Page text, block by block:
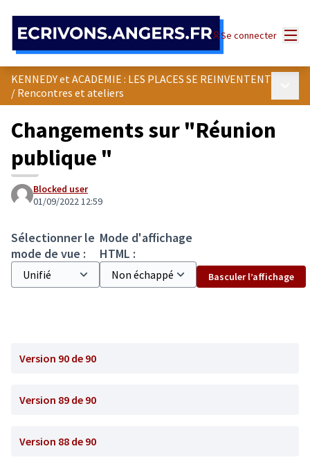
Se connecter
KENNEDY et ACADEMIE : LES PLACES SE REINVENTENT
/ Rencontres et ateliers
Changements sur "Réunion
publique "
Blocked user
01/09/2022 12:59
Sélectionner le
mode de vue :
Mode d'affichage
HTML :
Basculer l’affichage
Version 90 de 90
Version 89 de 90
Version 88 de 90